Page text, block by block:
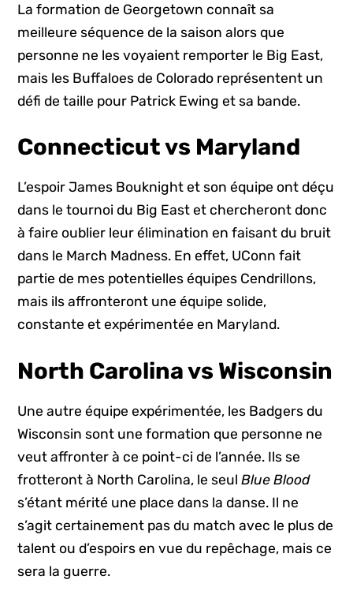
La formation de Georgetown connaît sa
meilleure séquence de la saison alors que
personne ne les voyaient remporter le Big East,
mais les Buffaloes de Colorado représentent un
défi de taille pour Patrick Ewing et sa bande.
Connecticut vs Maryland
L’espoir James Bouknight et son équipe ont déçu
dans le tournoi du Big East et chercheront donc
à faire oublier leur élimination en faisant du bruit
dans le March Madness. En effet, UConn fait
partie de mes potentielles équipes Cendrillons,
mais ils affronteront une équipe solide,
constante et expérimentée en Maryland.
North Carolina vs Wisconsin
Une autre équipe expérimentée, les Badgers du
Wisconsin sont une formation que personne ne
veut affronter à ce point-ci de l’année. Ils se
frotteront à North Carolina, le seulBlue Blood
s’étant mérité une place dans la danse. Il ne
s’agit certainement pas du match avec le plus de
talent ou d’espoirs en vue du repêchage, mais ce
sera la guerre.